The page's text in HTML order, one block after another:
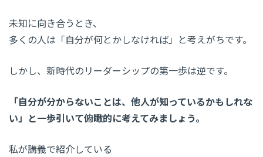
未知に向き合うとき、
多くの人は「自分が何とかしなければ」と考えがちです。
しかし、新時代のリーダーシップの第一歩は逆です。
「自分が分からないことは、他人が知っているかもしれな
い」と一歩引いて俯瞰的に考えてみましょう。
私が講義で紹介している